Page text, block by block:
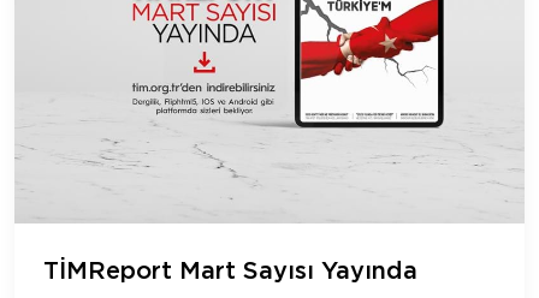
TİMReport Mart Sayısı Yayında